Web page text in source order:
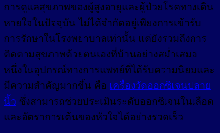
การดูแลสุขภาพของผู้สูงอายุและผู้ป่วยโรคทางเดิน
หายใจในปัจจุบัน ไม่ได้จำกัดอยู่เพียงการเข้ารับ
การรักษาในโรงพยาบาลเท่านั้น แต่ยังรวมถึงการ
ติดตามสุขภาพด้วยตนเองที่บ้านอย่างสม่ำเสมอ
หนึ่งในอุปกรณ์ทางการแพทย์ที่ได้รับความนิยมและ
มีความสำคัญมากขึ้น คือ เครื่องวัดออกซิเจนปลาย
นิ้ว ซึ่งสามารถช่วยประเมินระดับออกซิเจนในเลือด
และอัตราการเต้นของหัวใจได้อย่างรวดเร็ว